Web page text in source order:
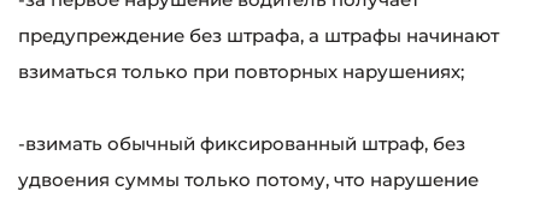
предупреждение без штрафа, а штрафы начинают
взиматься только при повторных нарушениях;
-взимать обычный фиксированный штраф, без
удвоения суммы только потому, что нарушение